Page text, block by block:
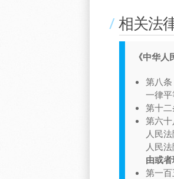
相关法
《中华人
第八
一律平
第十
第六
人民
人民
由或
第一